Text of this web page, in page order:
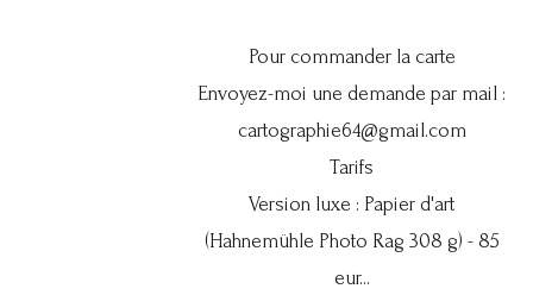
Pour commander la carte
Envoyez-moi une demande par mail :
cartographie64@gmail.com
Tarifs
Version luxe : Papier d'art
(Hahnemühle Photo Rag 308 g) - 85
eur...